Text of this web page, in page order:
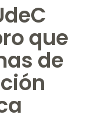
que
de